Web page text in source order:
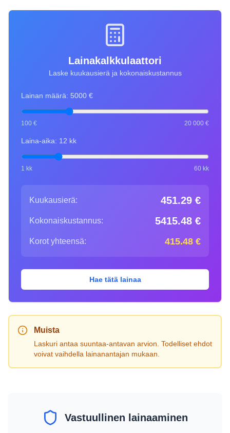
Lainakalkkulaattori
Laske kuukausierä ja kokonaiskustannus
Lainan määrä: 5000 €
100 € 20 000 €
Laina-aika: 12 kk
1 kk 60 kk
Kuukausierä: 451.29 €
Kokonaiskustannus: 5415.48 €
Korot yhteensä: 415.48 €
Hae tätä lainaa
Muista
Laskuri antaa suuntaa-antavan arvion. Todelliset ehdot
voivat vaihdella lainanantajan mukaan.
Vastuullinen lainaaminen